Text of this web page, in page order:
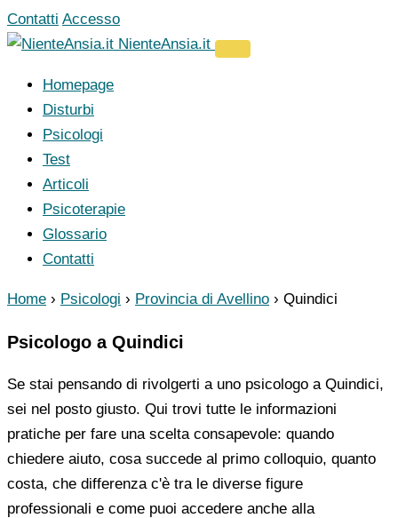
Vai
al
Contatti Accesso
NienteAnsia.it
Homepage
Disturbi
Psicologi
Test
Articoli
Psicoterapie
Glossario
Contatti
Home › Psicologi › Provincia di Avellino › Quindici
Psicologo a Quindici
Se stai pensando di rivolgerti a uno psicologo a Quindici,
sei nel posto giusto. Qui trovi tutte le informazioni
pratiche per fare una scelta consapevole: quando
chiedere aiuto, cosa succede al primo colloquio, quanto
costa, che differenza c'è tra le diverse figure
professionali e come puoi accedere anche alla